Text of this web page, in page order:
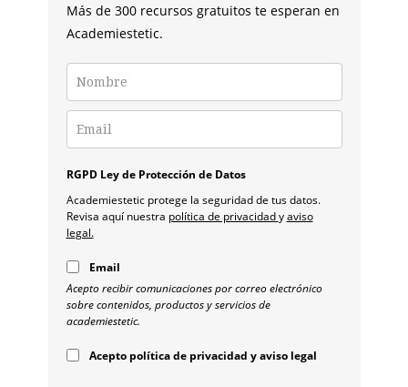
Más de 300 recursos gratuitos te esperan en
Academiestetic.
RGPD Ley de Protección de Datos
Academiestetic protege la seguridad de tus datos.
Revisa aquí nuestra política de privacidadyaviso
legal.
Email
Acepto recibir comunicaciones por correo electrónico
sobre contenidos, productos y servicios de
academiestetic.
Acepto política de privacidad y aviso legal